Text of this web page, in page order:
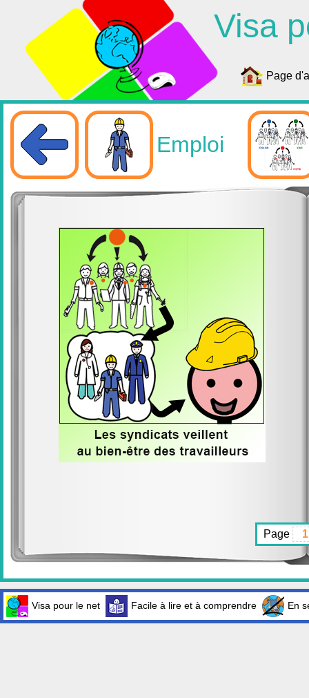
Visa
Page
Emploi
Page
Visa pour le net Facile à lire et à comprendre En